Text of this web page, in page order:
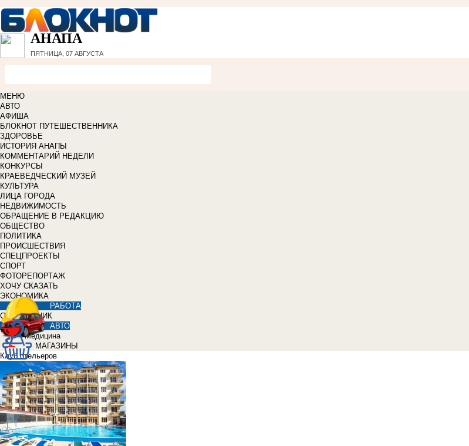
АНАПА
ПЯТНИЦА, 07 АВГУСТА
МЕНЮ
АВТО
АФИША
БЛОКНОТ ПУТЕШЕСТВЕННИКА
ЗДОРОВЬЕ
ИСТОРИЯ АНАПЫ
КОММЕНТАРИЙ НЕДЕЛИ
КОНКУРСЫ
КРАЕВЕДЧЕСКИЙ МУЗЕЙ
КУЛЬТУРА
ЛИЦА ГОРОДА
НЕДВИЖИМОСТЬ
ОБРАЩЕНИЕ В РЕДАКЦИЮ
ОБЩЕСТВО
ПОЛИТИКА
ПРОИСШЕСТВИЯ
СПЕЦПРОЕКТЫ
СПОРТ
ФОТОРЕПОРТАЖ
ХОЧУ СКАЗАТЬ
ЭКОНОМИКА
РАБОТА
СПРАВОЧНИК
АВТО
Медицина
МАГАЗИНЫ
Клуб отельеров